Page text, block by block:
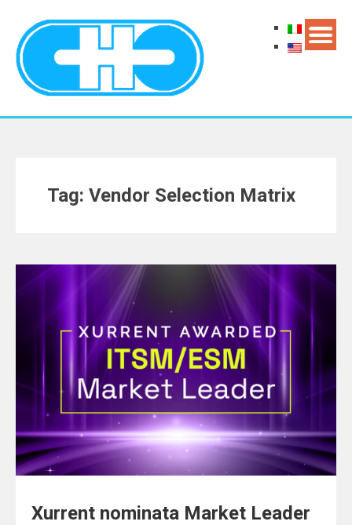
Tag: Vendor Selection Matrix
Xurrent nominata Market Leader